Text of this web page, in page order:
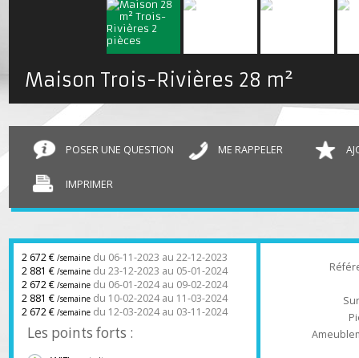
Maison Trois-Rivières 28 m²
POSER UNE QUESTION
2 672 € /semainedu 06-11-2023 au 22-12-2023
2 881 € /semainedu 23-12-2023 au 05-01-2024
2 672 € /semaine
du 06-01-2024 au 09-02-2024
2 881 €/semaine du 10-02-2024 au 11-03-2024
2 672 € /semaine du 12-03-2024 au 03-11-2024